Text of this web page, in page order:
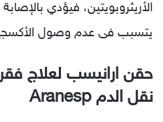
الأريثروبويتين، فيؤدي
يتسبب فى عدم وصول
حقن ارانيسب لعلاج فقر
نقل الدم Aranesp